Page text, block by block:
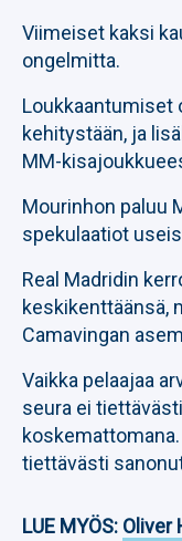
Viimeiset kaksi
ongelmitta.
Loukkaantumiset
kehitystään, ja
MM-
Mourinhon paluu
spekulaatiot
Real Madridin
keskikenttäänsä,
Camavingan
Vaikka pelaajaa
seura ei
tiettävästi
LUE MYÖS: Oliver